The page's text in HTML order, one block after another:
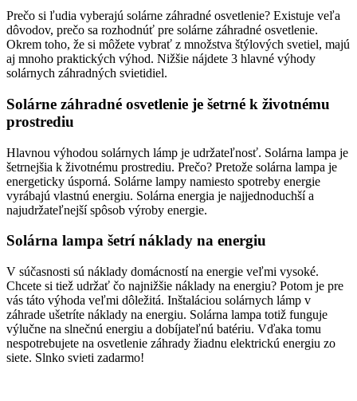
Prečo si ľudia vyberajú solárne záhradné osvetlenie? Existuje veľa
dôvodov, prečo sa rozhodnúť pre solárne záhradné osvetlenie.
Okrem toho, že si môžete vybrať z množstva štýlových svetiel, majú
aj mnoho praktických výhod. Nižšie nájdete 3 hlavné výhody
solárnych záhradných svietidiel.
Solárne záhradné osvetlenie je šetrné k životnému
prostrediu
Hlavnou výhodou solárnych lámp je udržateľnosť. Solárna lampa je
šetrnejšia k životnému prostrediu. Prečo? Pretože solárna lampa je
energeticky úsporná. Solárne lampy namiesto spotreby energie
vyrábajú vlastnú energiu. Solárna energia je najjednoduchší a
najudržateľnejší spôsob výroby energie.
Solárna lampa šetrí náklady na energiu
V súčasnosti sú náklady domácností na energie veľmi vysoké.
Chcete si tiež udržať čo najnižšie náklady na energiu? Potom je pre
vás táto výhoda veľmi dôležitá. Inštaláciou solárnych lámp v
záhrade ušetríte náklady na energiu. Solárna lampa totiž funguje
výlučne na slnečnú energiu a dobíjateľnú batériu. Vďaka tomu
nespotrebujete na osvetlenie záhrady žiadnu elektrickú energiu zo
siete. Slnko svieti zadarmo!